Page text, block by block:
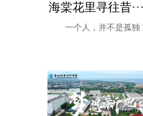
海棠花里寻往昔
一个人，并不是孤